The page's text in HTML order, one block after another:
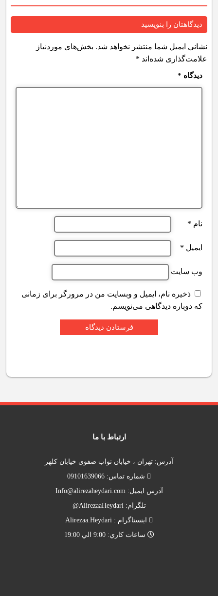
دیدگاهتان را بنویسید
نشانی ایمیل شما منتشر نخواهد شد. بخش‌های موردنیاز
علامت‌گذاری شده‌اند *
دیدگاه *
نام *
ایمیل *
وب‌ سایت
ذخیره نام، ایمیل و وبسایت من در مرورگر برای زمانی
که دوباره دیدگاهی می‌نویسم.
ارتباط با ما
آدرس: تهران ، خيابان نواب صفوي خيابان کلهر
شماره تماس: 09101639066
آدرس ايميل: Info@alirezaheydari.com
تلگرام: AlirezaaHeydari@
اينستاگرام : Alirezaa.Heydari
ساعات کاري: 9:00 الي 19:00